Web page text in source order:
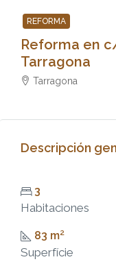
REFORMA
Reforma en
Tarragona
Tarragona
Descripción
3
Habitaciones
83 m²
Superfície